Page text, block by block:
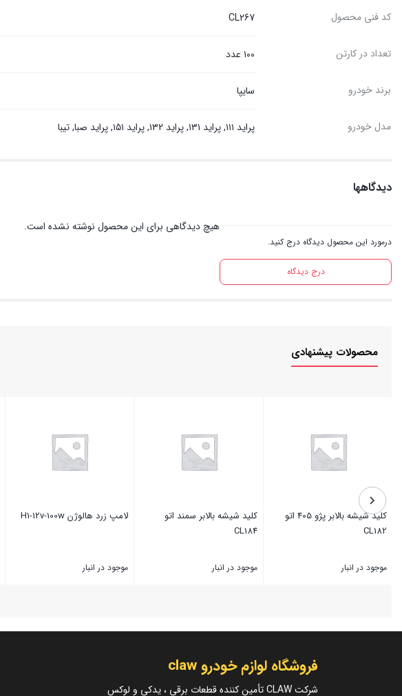
کد فنی محصول CL267
تعداد در کارتن ۱۰۰ عدد
برند خودرو سایپا
مدل خودرو پراید ۱۱۱, پراید ۱۳۱, پراید ۱۳۲, پراید ۱۵۱, پراید صبا, تیبا
دیدگاهها
درمورد این محصول دیدگاه درج کنید.
درج دیدگاه
هیچ دیدگاهی برای این محصول نوشته نشده است.
محصولات پیشنهادی
کلید شیشه بالابر پژو 405 اتو
CL182
موجود در انبار
کلید شیشه بالابر سمند اتو
CL184
موجود در انبار
لامپ زرد هالوژن H1-12v-100w
موجود در انبار
فروشگاه لوازم خودرو claw
شرکت CLAW تأمین کننده قطعات برقی ، یدکی و لوکس